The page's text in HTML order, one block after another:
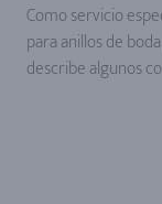
Como servicio
para anillos de
describe algunos